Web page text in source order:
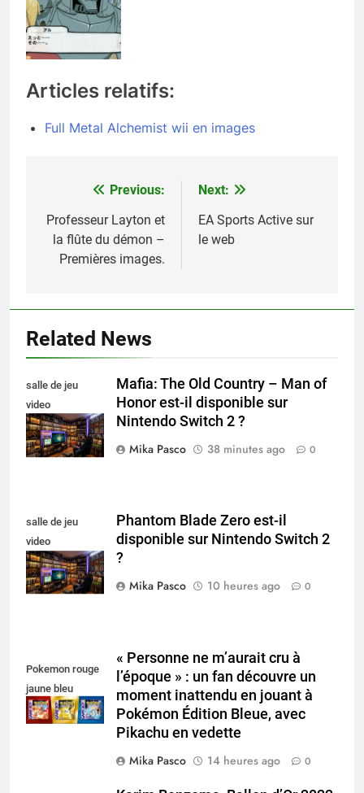
Articles relatifs:
Full Metal Alchemist wii en images
Navigation
de
l’article
Previous:
Professeur Layton et
la flûte du démon –
Premières images.
Next:
EA Sports Active sur
le web
Related News
salle de jeu
video
collectionneur
Mafia: The Old Country – Man of
Honor est-il disponible sur
Nintendo Switch 2 ?
Mika Pasco
38 minutes ago 0
salle de jeu
video
collectionneur
Phantom Blade Zero est-il
disponible sur Nintendo Switch 2
?
Mika Pasco
10 heures ago 0
Pokemon rouge
jaune bleu
« Personne ne m’aurait cru à
l’époque » : un fan découvre un
moment inattendu en jouant à
Pokémon Édition Bleue, avec
Pikachu en vedette
Mika Pasco
14 heures ago 0